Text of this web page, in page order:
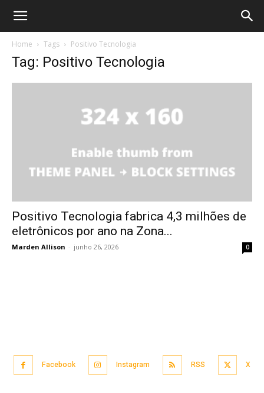
Home Tags Positivo Tecnologia
Tag: Positivo Tecnologia
Positivo Tecnologia fabrica 4,3 milhões de
eletrônicos por ano na Zona...
Marden Allison - junho 26, 2026 0
Facebook Instagram RSS X